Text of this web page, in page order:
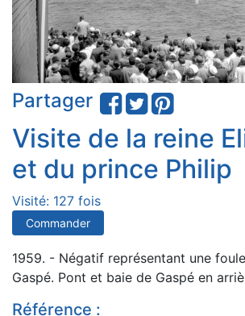
Partager
Visite de la reine
et du prince Philip
Visité: 127 fois
Commander
1959. - Négatif représentant une
Gaspé. Pont et baie de Gaspé en
Référence :